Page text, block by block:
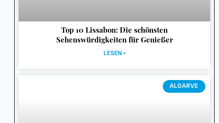
Top 10 Lissabon: Die schönsten
Sehenswürdigkeiten für Genießer
LESEN »
ALGARVE